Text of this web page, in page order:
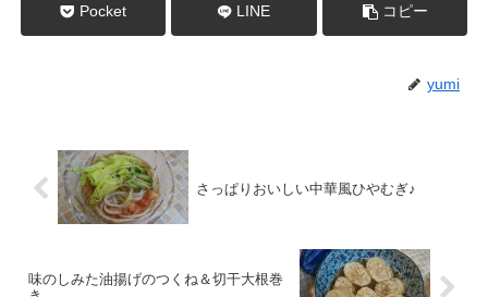
Pocket LINE コピー
yumi
さっぱりおいしい中華風ひやむぎ♪
味のしみた油揚げのつくね＆切干大根巻